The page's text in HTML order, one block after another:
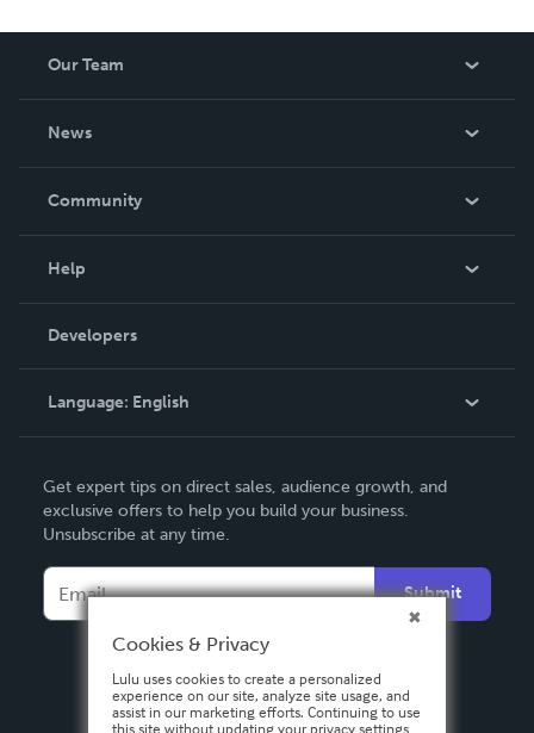
Our Team
News
In The News
Community
Podcast
Help
Order Lookup
Knowledge Base
Contact Support
Developers
Language: English
Deutsch
Français
Español
Get expert tips on direct sales, audience growth, and
exclusive offers to help you build your business.
Unsubscribe at any time.
Submit
Cookies & Privacy
Lulu uses cookies to create a personalized
experience on our site, analyze site usage, and
assist in our marketing efforts. Continuing to use
this site without updating your privacy settings